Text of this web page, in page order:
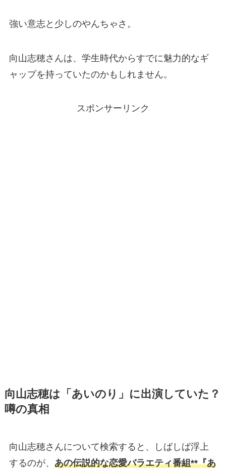
強い意志と少しのやんちゃさ。
向山志穂さんは、学生時代からすでに魅力的なギ
ャップを持っていたのかもしれません。
スポンサーリンク
向山志穂は「あいのり」に出演していた？
噂の真相
向山志穂さんについて検索すると、しばしば浮上
するのが、 あの伝説的な恋愛バラエティ番組**『あ